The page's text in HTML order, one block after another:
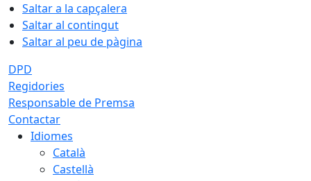
Saltar a la capçalera
Saltar al contingut
Saltar al peu de pàgina
DPD
Regidories
Responsable de Premsa
Contactar
Idiomes
Català
Castellà